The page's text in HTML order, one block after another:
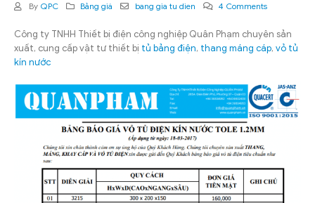
By QPC Bảng giá bang gia tu dien 4 Comments
Công ty TNHH Thiết bị điện công nghiệp Quân Phạm chuyên sản
xuất, cung cấp vật tư thiết bị tủ bảng điện, thang máng cáp, vỏ tủ
kín nước